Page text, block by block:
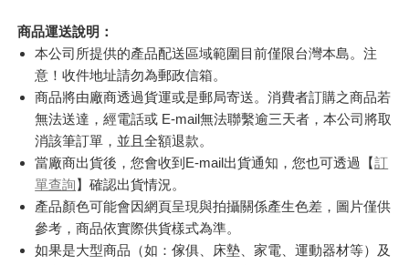
商品運送說明：
本公司所提供的產品配送區域範圍目前僅限台灣本島。注
意！收件地址請勿為郵政信箱。
商品將由廠商透過貨運或是郵局寄送。消費者訂購之商品若
無法送達，經電話或 E-mail無法聯繫逾三天者，本公司將取
消該筆訂單，並且全額退款。
當廠商出貨後，您會收到E-mail出貨通知，您也可透過【訂
單查詢】確認出貨情況。
產品顏色可能會因網頁呈現與拍攝關係產生色差，圖片僅供
參考，商品依實際供貨樣式為準。
如果是大型商品（如：傢俱、床墊、家電、運動器材等）及